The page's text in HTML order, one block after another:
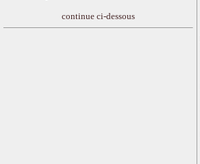
continue ci-dessous